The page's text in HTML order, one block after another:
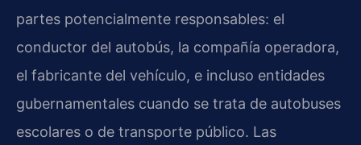
partes potencialmente responsables: el
conductor del autobús, la compañía operadora,
el fabricante del vehículo, e incluso entidades
gubernamentales cuando se trata de autobuses
escolares o de transporte público. Las